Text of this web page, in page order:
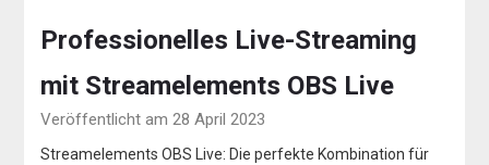
Professionelles Live-Streaming
mit Streamelements OBS Live
Veröffentlicht am 28 April 2023
Streamelements OBS Live: Die perfekte Kombination für